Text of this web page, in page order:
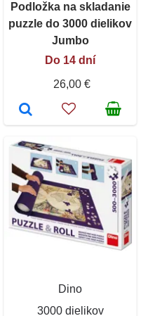
Podložka na skladanie
puzzle do 3000 dielikov
Jumbo
Do 14 dní
26,00 €
Dino
3000 dielikov